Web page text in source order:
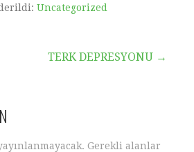
Uncategorized
TERK DEPRESYONU →
Gerekli alanlar